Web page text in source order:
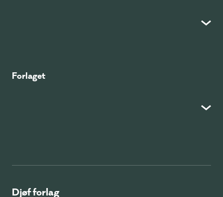
Forlaget
Djøf forlag